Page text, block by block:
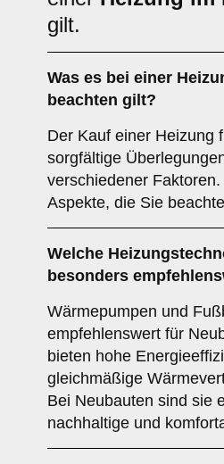
gilt.
Was es bei einer
beachten gilt?
Der Kauf einer Heizung
sorgfältige
verschiedener
Aspekte, die Sie
Welche
besonders
Wärmepumpen und
empfehlenswert für
bieten hohe
gleichmäßige
Bei Neubauten sind sie
nachhaltige und